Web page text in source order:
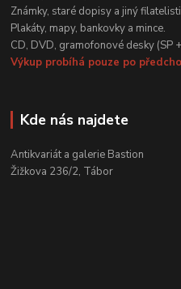
Známky, staré dopisy a jiný
Plakáty, mapy, bankovky a mince.
CD, DVD, gramofonové desky (SP
Výkup probíhá pouze po
Kde nás najdete
Antikvariát a galerie Bastion
Žižkova 236/2, Tábor